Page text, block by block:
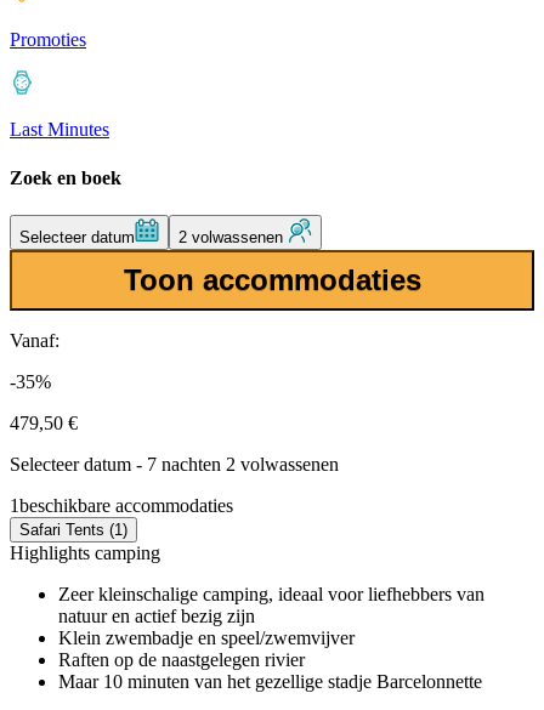
Promoties
Last Minutes
Zoek en boek
Selecteer datum 2 volwassenen
Toon accommodaties
Vanaf:
-35%
479,50 €
Selecteer datum - 7 nachten 2 volwassenen
1beschikbare accommodaties
Safari Tents (1)
Highlights camping
Zeer kleinschalige camping, ideaal voor liefhebbers van
natuur en actief bezig zijn
Klein zwembadje en speel/zwemvijver
Raften op de naastgelegen rivier
Maar 10 minuten van het gezellige stadje Barcelonnette